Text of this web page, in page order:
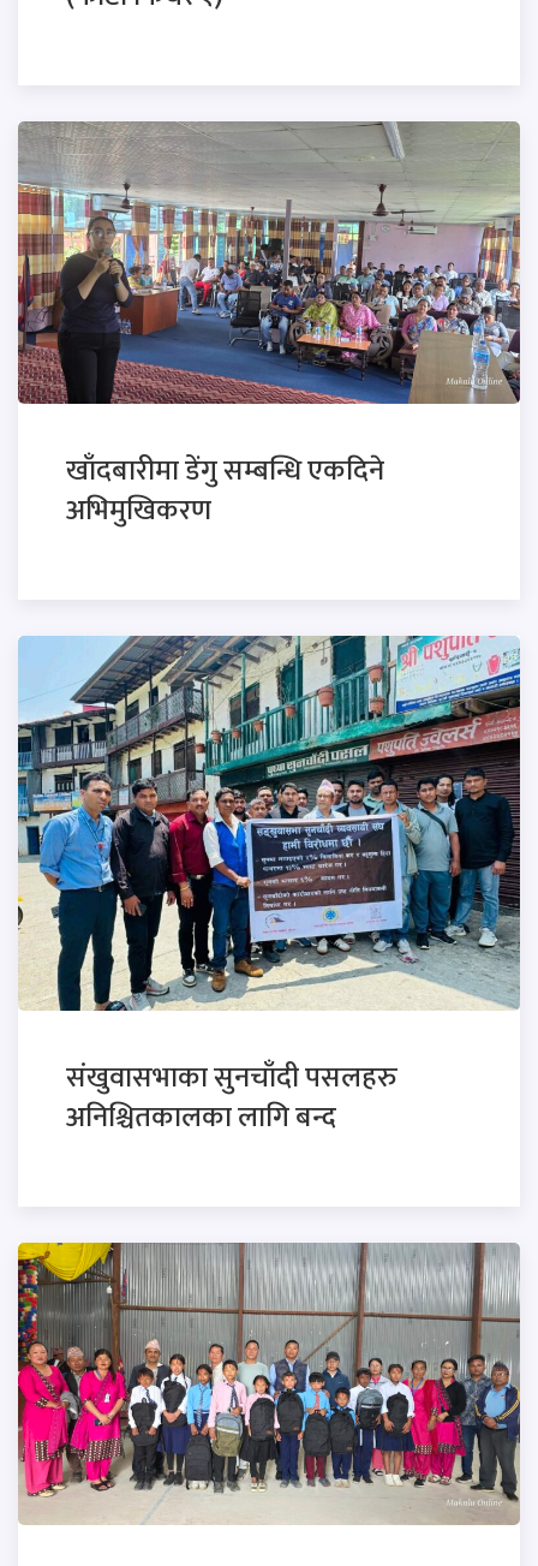
खाँदबारीमा डेंगु सम्बन्धि एकदिने
अभिमुखिकरण
संखुवासभाका सुनचाँदी पसलहरु
अनिश्चितकालका लागि बन्द